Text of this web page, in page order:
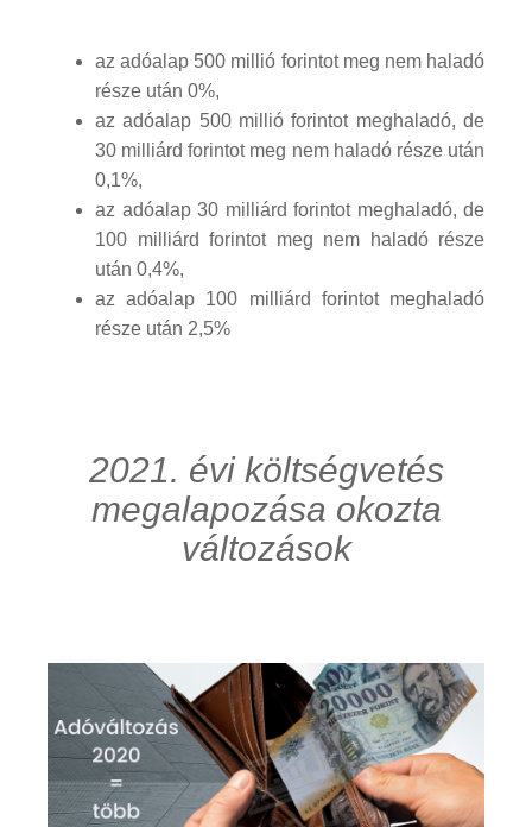
az adóalap 500 millió forintot meg nem haladó
része után 0%,
az adóalap 500 millió forintot meghaladó, de
30 milliárd forintot meg nem haladó része után
0,1%,
az adóalap 30 milliárd forintot meghaladó, de
100 milliárd forintot meg nem haladó része
után 0,4%,
az adóalap 100 milliárd forintot meghaladó
része után 2,5%
2021. évi költségvetés
megalapozása okozta
változások